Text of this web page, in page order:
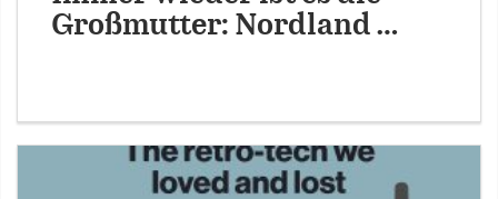
Großmutter: Nordland …